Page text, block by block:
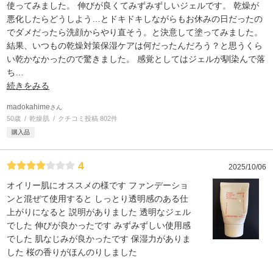
使ってみました。 伸びが良くてみずみずしいジェルです。 乾燥が
悪化したらどうしよう…とドキドキしながらもお休みの日だったの
でダメだったら洗顔からやり直そう。と決意して塗ってみました。
結果、いつもの乾燥対策保湿ケアは何だったんだろう？と思うくら
い乾かなかったので驚きました。 感覚としてはジェルが馴染んで落
ち…
続きをみる
madokahimeさん
50歳 乾燥肌 クチコミ投稿 802件
購入品
4 2025/10/06
オイリー肌にオススメの様です ファンデーショ
ンと混ぜて使用すると しっとり透明感のある仕
上がりになると 説明がありました 透明なジェル
でした 伸びが良かったです みずみずしい使用感
でした 肌なじみが良かったです 保湿力がありま
した 桜の香りがほんのりしました